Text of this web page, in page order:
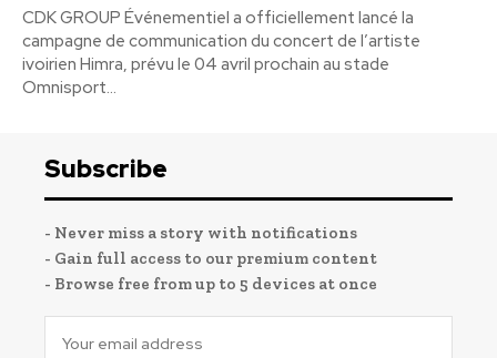
CDK GROUP Événementiel a officiellement lancé la
campagne de communication du concert de l’artiste
ivoirien Himra, prévu le 04 avril prochain au stade
Omnisport...
Subscribe
- Never miss a story with notifications
- Gain full access to our premium content
- Browse free from up to 5 devices at once